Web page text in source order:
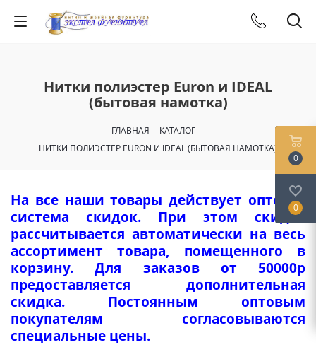
Нитки полиэстер Euron и IDEAL
(бытовая намотка)
ГЛАВНАЯ - КАТАЛОГ -
НИТКИ ПОЛИЭСТЕР EURON И IDEAL (БЫТОВАЯ НАМОТКА)
На все наши товары действует оптовая
система скидок. При этом скидка
рассчитывается автоматически на весь
ассортимент товара, помещенного в
корзину. Для заказов от 50000р
предоставляется дополнительная
скидка. Постоянным оптовым
покупателям согласовываются
специальные цены.
0
0